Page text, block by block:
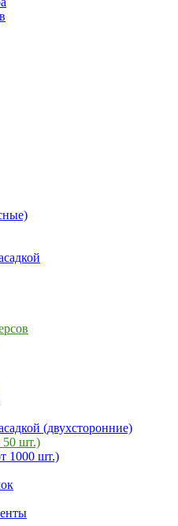
(двухсторонние)
50 шт.)
1000 шт.)